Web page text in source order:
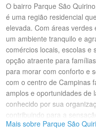
O bairro Parque São
é uma região residencial
elevada. Com áreas
um ambiente tranquilo e
comércios locais, escolas e
opção atraente para
para morar com conforto e
com o centro de Campinas
amplos e oportunidades de
conhecido por sua
contribuindo para a
os moradores.
Mais sobre Parque São